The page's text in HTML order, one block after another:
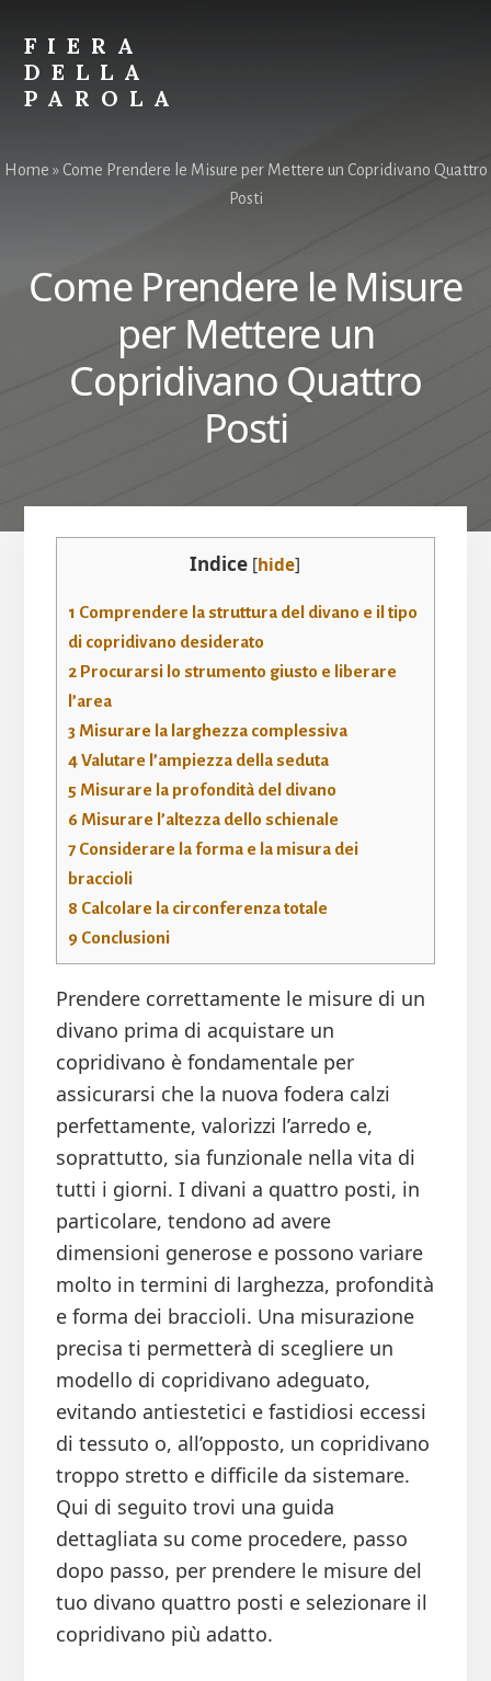
content
primary
sidebar
FIERA
DELLA
PAROLA
Spiegare
Home » Come Prendere le Misure per Mettere un Copridivano Quattro
Posti
Come Prendere le Misure
per Mettere un
Copridivano Quattro
Posti
Indice [hide]
1 Comprendere la struttura del divano e il tipo
di copridivano desiderato
2Procurarsi lo strumento giusto e liberare
l’area
3 Misurare la larghezza complessiva
4Valutare l’ampiezza della seduta
5 Misurare la profondità del divano
6 Misurare l’altezza dello schienale
7Considerare la forma e la misura dei
braccioli
8 Calcolare la circonferenza totale
9Conclusioni
Prendere correttamente le misure di un
divano prima di acquistare un
copridivano è fondamentale per
assicurarsi che la nuova fodera calzi
perfettamente, valorizzi l’arredo e,
soprattutto, sia funzionale nella vita di
tutti i giorni. I divani a quattro posti, in
particolare, tendono ad avere
dimensioni generose e possono variare
molto in termini di larghezza, profondità
e forma dei braccioli. Una misurazione
precisa ti permetterà di scegliere un
modello di copridivano adeguato,
evitando antiestetici e fastidiosi eccessi
di tessuto o, all’opposto, un copridivano
troppo stretto e difficile da sistemare.
Qui di seguito trovi una guida
dettagliata su come procedere, passo
dopo passo, per prendere le misure del
tuo divano quattro posti e selezionare il
copridivano più adatto.